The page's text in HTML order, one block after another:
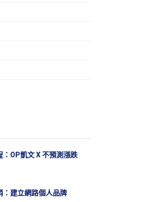
：OP凱文 X 不預測漲跌
：建立網路個人品牌